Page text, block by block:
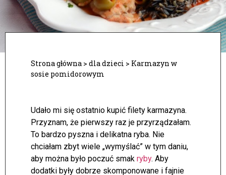
Strona główna > dla dzieci > Karmazyn w
sosie pomidorowym
Udało mi się ostatnio kupić filety karmazyna.
Przyznam, że pierwszy raz je przyrządzałam.
To bardzo pyszna i delikatna ryba. Nie
chciałam zbyt wiele „wymyślać” w tym daniu,
aby można było poczuć smak ryby. Aby
dodatki były dobrze skomponowane i fajnie